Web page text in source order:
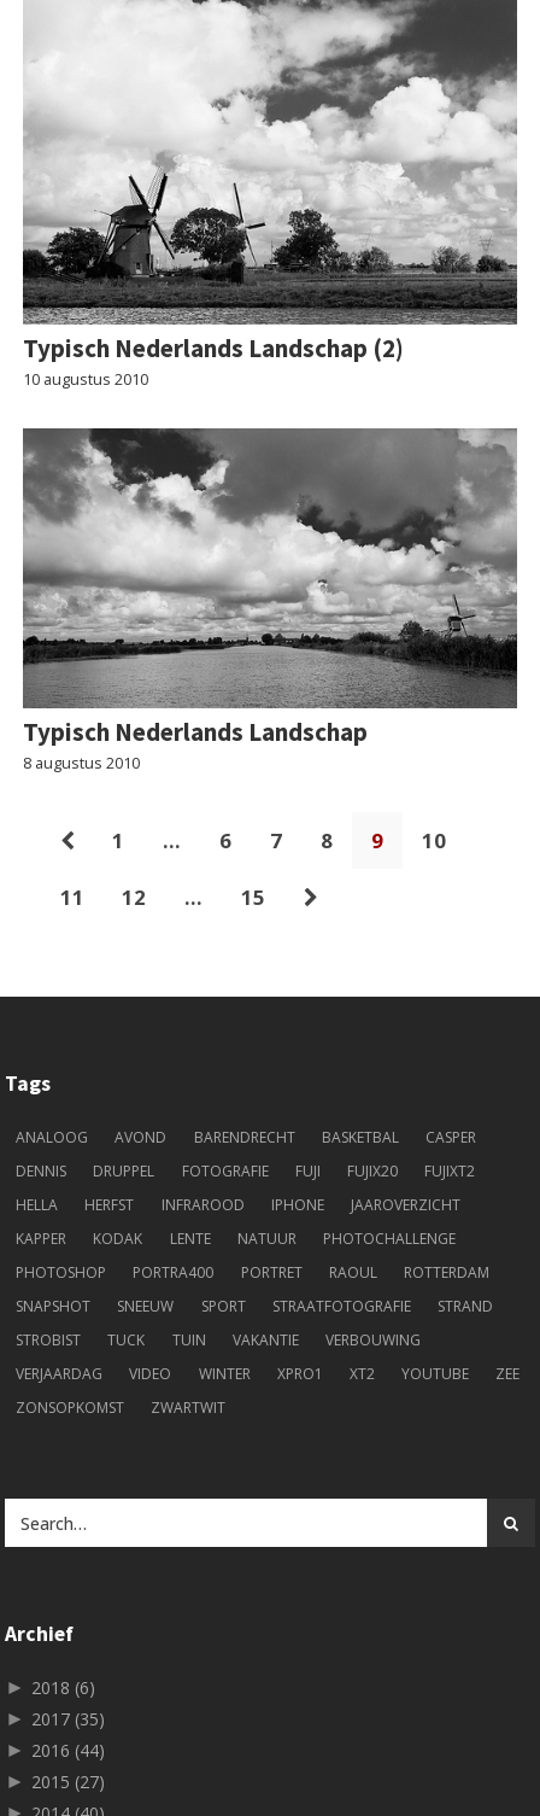
Typisch Nederlands Landschap (2)
10 augustus 2010
Typisch Nederlands Landschap
8 augustus 2010
1 … 6 7 8 9 10
11 12 … 15
Tags
ANALOOG AVOND BARENDRECHT BASKETBAL
CASPER
DENNIS
DRUPPEL FOTOGRAFIE FUJI FUJIX20
FUJIXT2
HELLA
HERFST INFRAROOD IPHONE
JAAROVERZICHT
KAPPER
KODAK LENTE NATUUR
PHOTOCHALLENGE
PHOTOSHOP
PORTRA400 PORTRET RAOUL
ROTTERDAM
SNAPSHOT
SNEEUW SPORT STRAATFOTOGRAFIE
STRAND
STROBIST
TUCK TUIN VAKANTIE
VERBOUWING
VERJAARDAG
VIDEO WINTER XPRO1 XT2 YOUTUBE
ZEE
ZONSOPKOMST
ZWARTWIT
Archief
► 2018 (6)
► 2017 (35)
► 2016 (44)
► 2015 (27)